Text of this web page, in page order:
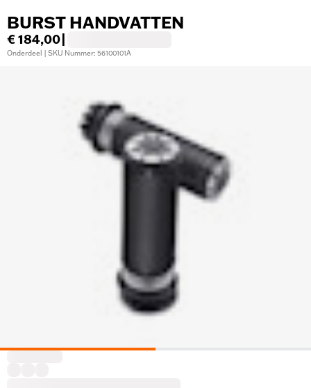
BURST HANDVATTEN
€ 184,00
Onderdeel | SKU Nummer: 56100101A